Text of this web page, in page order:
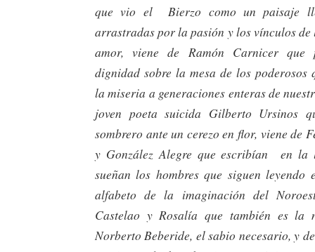
que vio el Bierzo como un paisaje
arrastradas por la pasión y los vínculos
amor, viene de Ramón Carnicer que
dignidad sobre la mesa de los poderosos
la miseria a generaciones enteras de
joven poeta suicida Gilberto Ursinos
sombrero ante un cerezo en flor, viene de
y González Alegre que escribían en la
sueñan los hombres que siguen leyendo
alfabeto de la imaginación del
Castelao y Rosalía que también es la
Norberto Beberide, el sabio necesario, y